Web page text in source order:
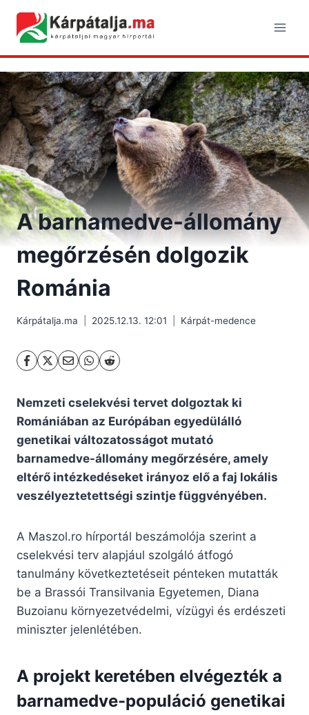
content
A barnamedve-állomány
megőrzésén dolgozik
Románia
Kárpátalja.ma 2025.12.13. 12:01 Kárpát-medence
Nemzeti cselekvési tervet dolgoztak ki
Romániában az Európában egyedülálló
genetikai változatosságot mutató
barnamedve-állomány megőrzésére, amely
eltérő intézkedéseket irányoz elő a faj lokális
veszélyeztetettségi szintje függvényében.
A Maszol.ro hírportál beszámolója szerint a
cselekvési terv alapjául szolgáló átfogó
tanulmány következtetéseit pénteken mutatták
be a Brassói Transilvania Egyetemen, Diana
Buzoianu környezetvédelmi, vízügyi és erdészeti
miniszter jelenlétében.
A projekt keretében elvégezték a
barnamedve-populáció genetikai